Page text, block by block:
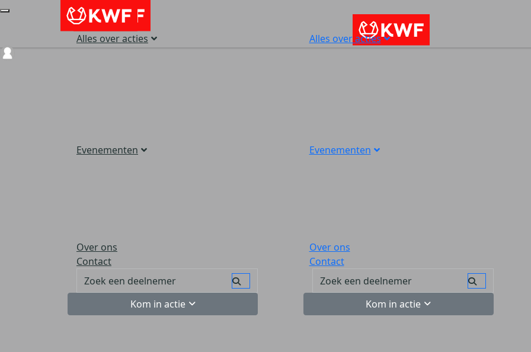
Alles over acties
Evenementen
Over ons
Contact
Kom in actie
Alles over acties
Evenementen
Over ons
Contact
Kom in actie